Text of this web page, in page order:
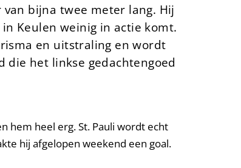
van bijna twee meter lang. Hij
Keulen weinig in actie komt.
en uitstraling en wordt
die het linkse gedachtengoed
hem heel erg. St. Pauli wordt echt
hij afgelopen weekend een goal.